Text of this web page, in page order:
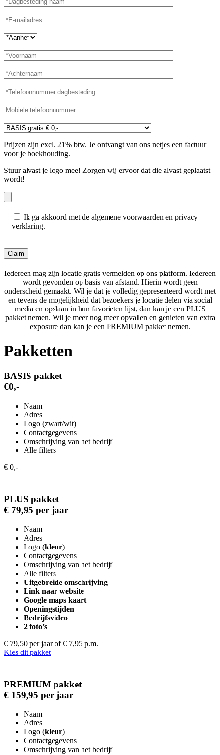
Prijzen zijn excl. 21% btw. Je ontvangt van ons netjes een factuur
voor je boekhouding.
Stuur alvast je logo mee! Zorgen wij ervoor dat die alvast geplaatst
wordt!
Ik ga akkoord met de algemene voorwaarden en privacy
verklaring.
Iedereen mag zijn locatie gratis vermelden op ons platform. Iedereen
wordt gevonden op basis van afstand. Hierin wordt geen
onderscheid gemaakt. Wil je dat je volledig gepresenteerd wordt met
en tevens de mogelijkheid dat bezoekers je locatie delen via social
media en opslaan in hun favorieten lijst, dan kan je een PLUS
pakket nemen. Wil je meer nog meer opvallen en genieten van extra
exposure dan kan je een PREMIUM pakket nemen.
Pakketten
BASIS pakket
€0,-
Naam
Adres
Logo (zwart/wit)
Contactgegevens
Omschrijving van het bedrijf
Alle filters
€ 0,-
PLUS pakket
€ 79,95 per jaar
Naam
Adres
Logo (kleur)
Contactgegevens
Omschrijving van het bedrijf
Alle filters
Uitgebreide omschrijving
Link naar website
Google maps kaart
Openingstijden
Bedrijfsvideo
2 foto’s
€ 79,50 per jaar of € 7,95 p.m.
Kies dit pakket
PREMIUM pakket
€ 159,95 per jaar
Naam
Adres
Logo (kleur)
Contactgegevens
Omschrijving van het bedrijf